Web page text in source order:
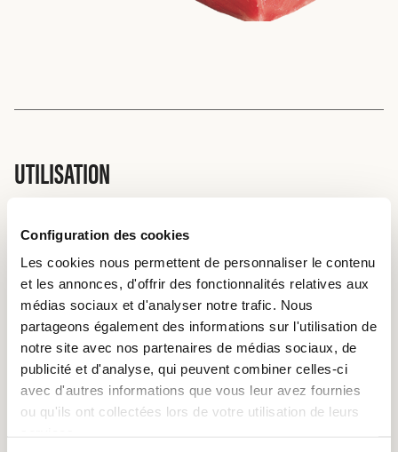
Configuration des cookies
Les cookies nous permettent de personnaliser le contenu
et les annonces, d'offrir des fonctionnalités relatives aux
médias sociaux et d'analyser notre trafic. Nous
partageons également des informations sur l'utilisation de
notre site avec nos partenaires de médias sociaux, de
publicité et d'analyse, qui peuvent combiner celles-ci
avec d'autres informations que vous leur avez fournies
ou qu'ils ont collectées lors de votre utilisation de leurs
UTILISATION
manières. Sa structure permet d’en faire des escalopes,
des tranches, de l’émincé ainsi que des pièces à bouillir
(vitello tonnato). On peut également en faire des steaks.
L’important est de la couper perpendiculairement aux
fibres. Il est également préférable de ne pas taper sur les
escalopes de noix pour les aplatir.
EMINCÉ